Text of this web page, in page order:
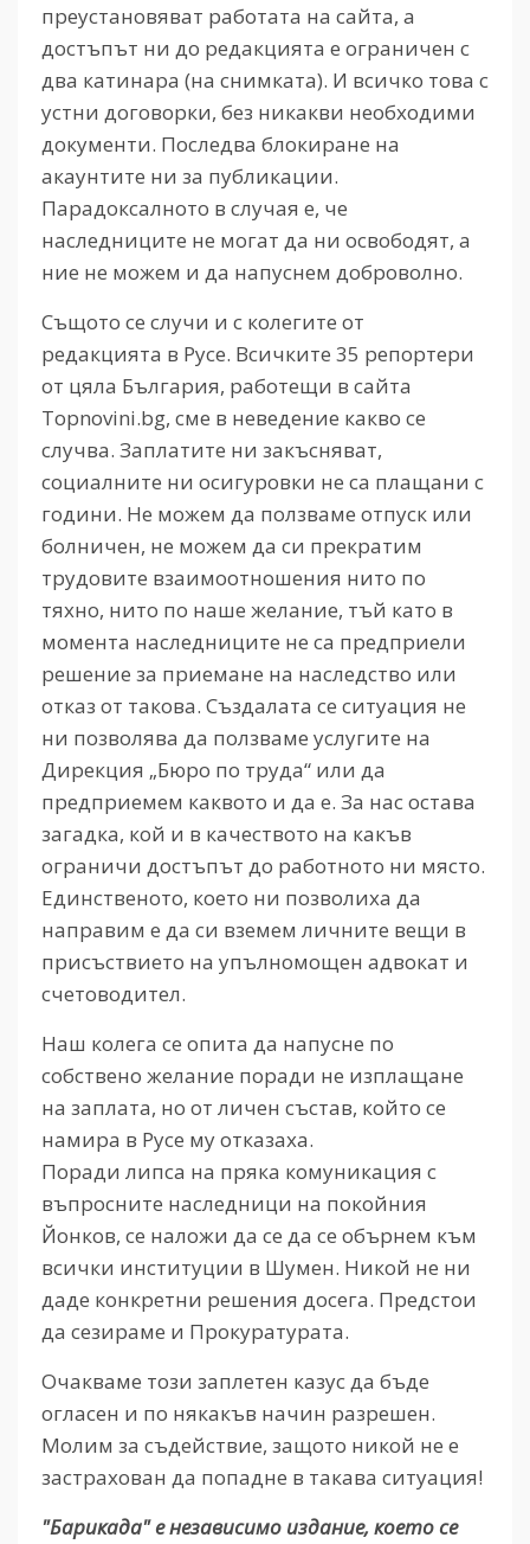
преустановяват работата на сайта, а
достъпът ни до редакцията е ограничен с
два катинара (на снимката). И всичко това с
устни договорки, без никакви необходими
документи. Последва блокиране на
акаунтите ни за публикации.
Парадоксалното в случая е, че
наследниците не могат да ни освободят, а
ние не можем и да напуснем доброволно.
Същото се случи и с колегите от
редакцията в Русе. Всичките 35 репортери
от цяла България, работещи в сайта
Topnovini.bg, сме в неведение какво се
случва. Заплатите ни закъсняват,
социалните ни осигуровки не са плащани с
години. Не можем да ползваме отпуск или
болничен, не можем да си прекратим
трудовите взаимоотношения нито по
тяхно, нито по наше желание, тъй като в
момента наследниците не са предприели
решение за приемане на наследство или
отказ от такова. Създалата се ситуация не
ни позволява да ползваме услугите на
Дирекция „Бюро по труда“ или да
предприемем каквото и да е. За нас остава
загадка, кой и в качеството на какъв
ограничи достъпът до работното ни място.
Единственото, което ни позволиха да
направим е да си вземем личните вещи в
присъствието на упълномощен адвокат и
счетоводител.
Наш колега се опита да напусне по
собствено желание поради не изплащане
на заплата, но от личен състав, който се
намира в Русе му отказаха.
Поради липса на пряка комуникация с
въпросните наследници на покойния
Йонков, се наложи да се да се обърнем към
всички институции в Шумен. Никой не ни
даде конкретни решения досега. Предстои
да сезираме и Прокуратурата.
Очакваме този заплетен казус да бъде
огласен и по някакъв начин разрешен.
Молим за съдействие, защото никой не е
застрахован да попадне в такава ситуация!
"Барикада" е независимо издание, което се